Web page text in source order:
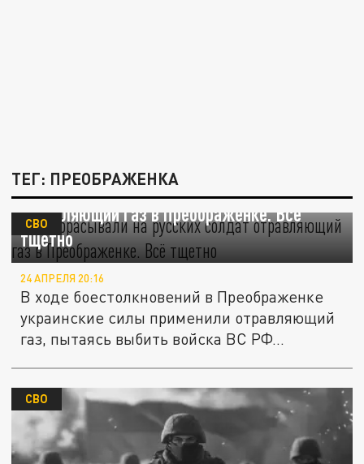
ТЕГ: ПРЕОБРАЖЕНКА
ВСУ сбрасывали на русских солдат
отравляющий газ в Преображенке. Всё
тщетно
СВО
24 АПРЕЛЯ 20:16
В ходе боестолкновений в Преображенке
украинские силы применили отравляющий
газ, пытаясь выбить войска ВС РФ...
СВО